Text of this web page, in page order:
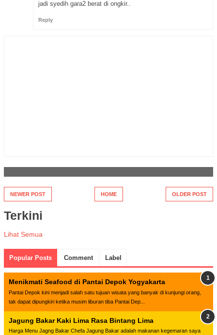
jadi syedih gara2 berat di ongkir..
Reply
NEWER POST OLDER POST
HOME
Terkini
Lihat Semua
Popular Posts Comment Label
Menikmati Seafood di Pantai Depok Yogyakarta
Pantai Depok kini menjadi salah satu tujuan wisata yang banyak di kunjungi orang,
tak dapat dipungkiri ketika musim liburan tiba Pantai Dep...
Jagung Bakar Kaki Lima Rasa Bintang Lima
Harga Menu Jagng Bakar Chefa Jagung Bakar adalah makanan kegemaran saya